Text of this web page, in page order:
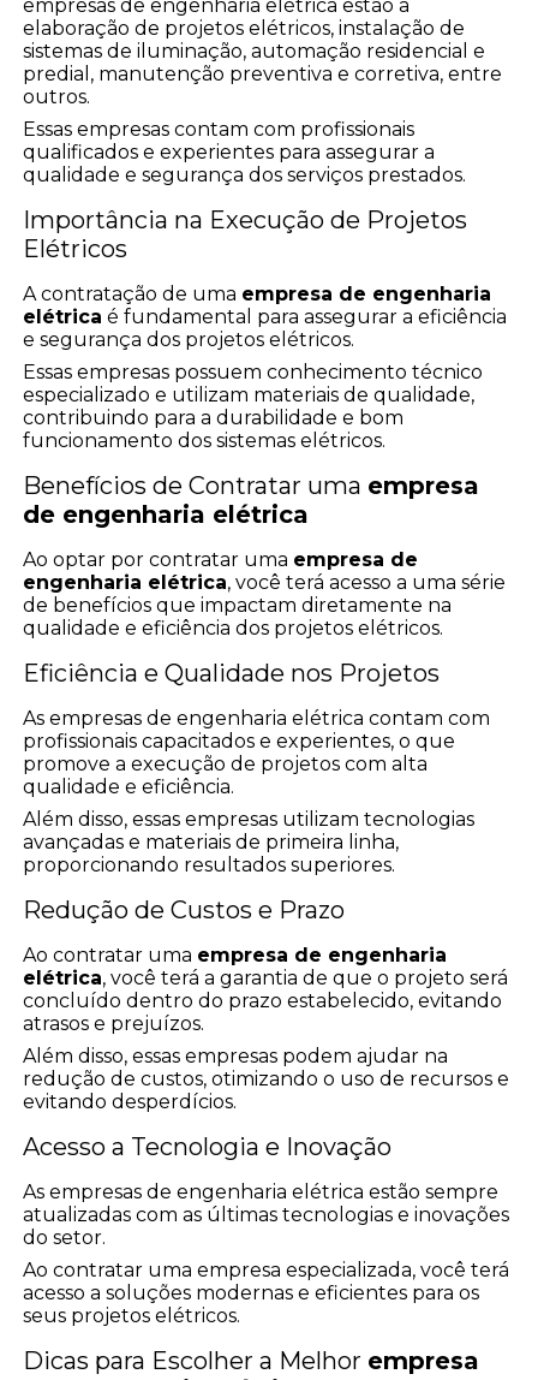
empresas de engenharia elétrica estão a
elaboração de projetos elétricos, instalação de
sistemas de iluminação, automação residencial e
predial, manutenção preventiva e corretiva, entre
outros.
Essas empresas contam com profissionais
qualificados e experientes para assegurar a
qualidade e segurança dos serviços prestados.
Importância na Execução de Projetos
Elétricos
A contratação de uma empresa de engenharia
elétrica é fundamental para assegurar a eficiência
e segurança dos projetos elétricos.
Essas empresas possuem conhecimento técnico
especializado e utilizam materiais de qualidade,
contribuindo para a durabilidade e bom
funcionamento dos sistemas elétricos.
Benefícios de Contratar uma empresa
de engenharia elétrica
Ao optar por contratar uma empresa de
engenharia elétrica, você terá acesso a uma série
de benefícios que impactam diretamente na
qualidade e eficiência dos projetos elétricos.
Eficiência e Qualidade nos Projetos
As empresas de engenharia elétrica contam com
profissionais capacitados e experientes, o que
promove a execução de projetos com alta
qualidade e eficiência.
Além disso, essas empresas utilizam tecnologias
avançadas e materiais de primeira linha,
proporcionando resultados superiores.
Redução de Custos e Prazo
Ao contratar uma empresa de engenharia
elétrica, você terá a garantia de que o projeto será
concluído dentro do prazo estabelecido, evitando
atrasos e prejuízos.
Além disso, essas empresas podem ajudar na
redução de custos, otimizando o uso de recursos e
evitando desperdícios.
Acesso a Tecnologia e Inovação
As empresas de engenharia elétrica estão sempre
atualizadas com as últimas tecnologias e inovações
do setor.
Ao contratar uma empresa especializada, você terá
acesso a soluções modernas e eficientes para os
seus projetos elétricos.
Dicas para Escolher a Melhor empresa